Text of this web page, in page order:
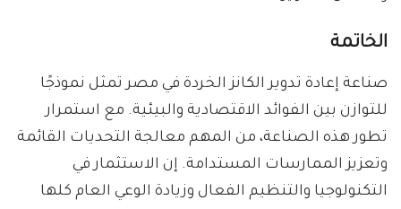
الخاتمة
صناعة إعادة تدوير الكانز الخردة في مصر تمثل نموذجًا
للتوازن بين الفوائد الاقتصادية والبيئية. مع استمرار
تطور هذه الصناعة، من المهم معالجة التحديات القائمة
وتعزيز الممارسات المستدامة. إن الاستثمار في
التكنولوجيا والتنظيم الفعال وزيادة الوعي العام كلها